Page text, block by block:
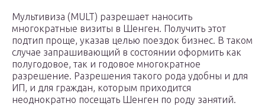
Мультивиза (MULT) разрешает наносить
многократные визиты в Шенген. Получить этот
подтип проще, указав целью поездок бизнес. В таком
случае запрашивающий в состоянии оформить как
полугодовое, так и годовое многократное
разрешение. Разрешения такого рода удобны и для
ИП, и для граждан, которым приходится
неоднократно посещать Шенген по роду занятий.